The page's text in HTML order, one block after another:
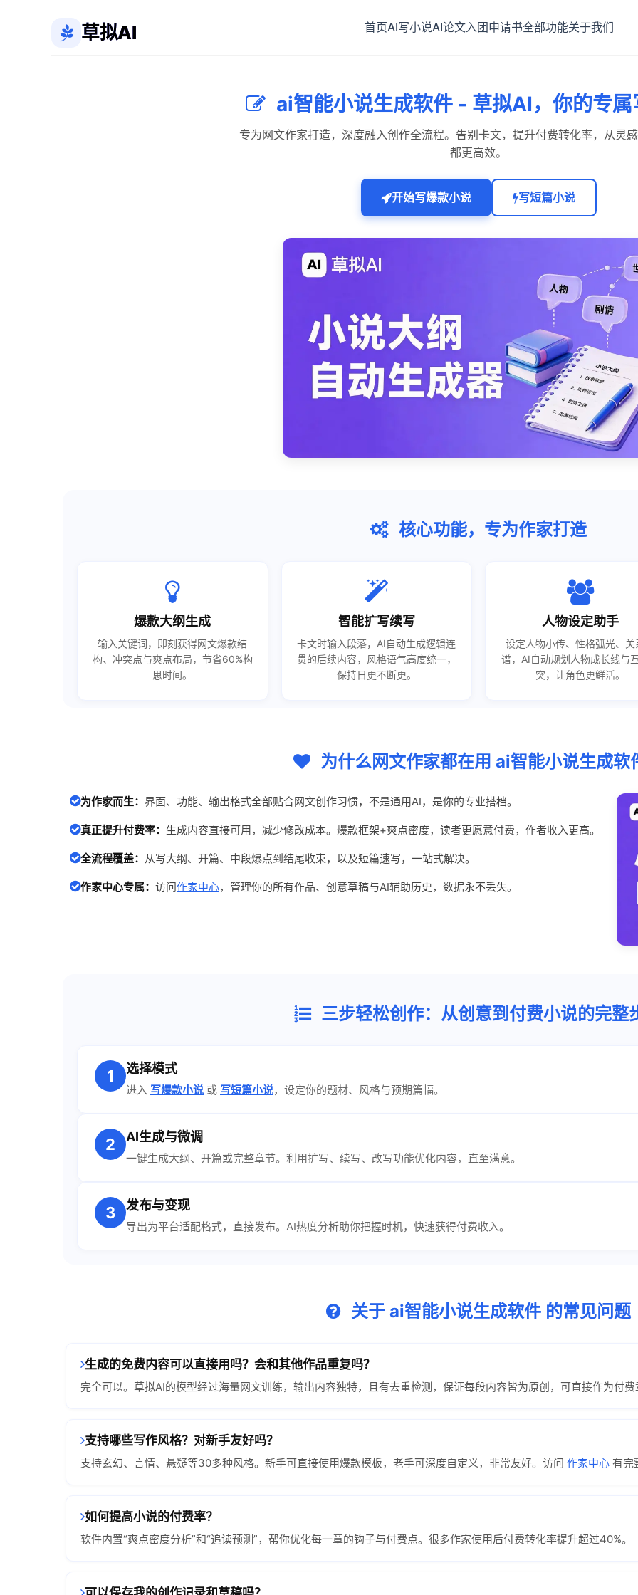
草拟AI 首页AI写小说AI论文入团申请书全部功能关于我们
ai智能小说生成软件 - 草拟AI，你的专属
专为网文作家打造，深度融入创作全流程。告别卡文，提升付费转化率，从灵
都更高效。
开始写爆款小说 写短篇小说
核心功能，专为作家打造
爆款大纲生成
输入关键词，即刻获得网文爆款结
构、冲突点与爽点布局，节省60%构
思时间。
智能扩写续写
卡文时输入段落，AI自动生成逻辑连
贯的后续内容，风格语气高度统一，
保持日更不断更。
人物设定助手
设定人物小传、性格弧光、关
谱，AI自动规划人物成长线与
突，让角色更鲜活。
为什么网文作家都在用 ai智能小说生成软
为作家而生： 界面、功能、输出格式全部贴合网文创作习惯，不是通用AI，是你的专业搭档。
真正提升付费率： 生成内容直接可用，减少修改成本。爆款框架+爽点密度，读者更愿意付费，作者收入更高。
全流程覆盖： 从写大纲、开篇、中段爆点到结尾收束，以及短篇速写，一站式解决。
作家中心专属： 访问作家中心，管理你的所有作品、创意草稿与AI辅助历史，数据永不丢失。
三步轻松创作：从创意到付费小说的完整
1 选择模式
进入 写爆款小说 或 写短篇小说，设定你的题材、风格与预期篇幅。
2 AI生成与微调
一键生成大纲、开篇或完整章节。利用扩写、续写、改写功能优化内容，直至满意。
3 发布与变现
导出为平台适配格式，直接发布。AI热度分析助你把握时机，快速获得付费收入。
关于 ai智能小说生成软件 的常见问题
生成的免费内容可以直接用吗？会和其他作品重复吗？
完全可以。草拟AI的模型经过海量网文训练，输出内容独特，且有去重检测，保证每段内容皆为原创，可直接作为付
支持哪些写作风格？对新手友好吗？
支持玄幻、言情、悬疑等30多种风格。新手可直接使用爆款模板，老手可深度自定义，非常友好。访问 作家中心 有完
如何提高小说的付费率？
软件内置“爽点密度分析”和“追读预测”，帮你优化每一章的钩子与付费点。很多作家使用后付费转化率提升超过40%。